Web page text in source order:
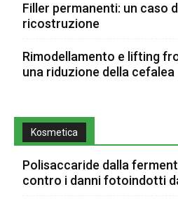
Filler permanenti: un caso
ricostruzione
Rimodellamento e lifting
una riduzione della cefalea
Kosmetica
Polisaccaride dalla
contro i danni fotoindotti